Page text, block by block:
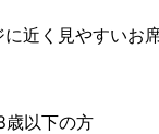
近く見やすいお
歳以下の方